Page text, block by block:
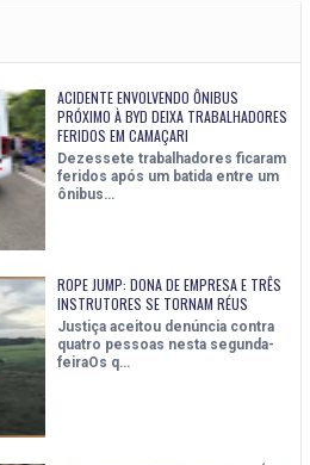
ACIDENTE ENVOLVENDO ÔNIBUS
PRÓXIMO À BYD DEIXA TRABALHADORES
FERIDOS EM CAMAÇARI
Dezessete trabalhadores ficaram
feridos após um batida entre um
ônibus…
ROPE JUMP: DONA DE EMPRESA E TRÊS
INSTRUTORES SE TORNAM RÉUS
Justiça aceitou denúncia contra
quatro pessoas nesta segunda-
feiraOs q…